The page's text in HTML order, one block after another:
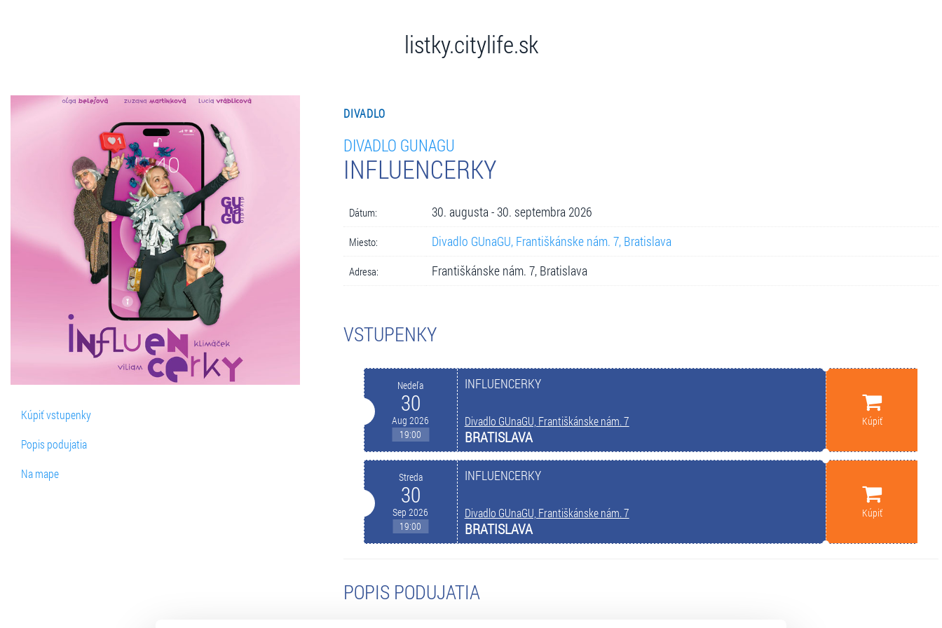
listky.citylife.sk
Kúpiť vstupenky
Popis podujatia
Na mape
DIVADLO
DIVADLO GUNAGU
INFLUENCERKY
Dátum: 30. augusta - 30. septembra 2026
Miesto: Divadlo GUnaGU, Františkánske nám. 7, Bratislava
Adresa: Františkánske nám. 7, Bratislava
VSTUPENKY
Nedeľa
30
Aug 2026
19:00
INFLUENCERKY
Divadlo GUnaGU, Františkánske nám. 7
BRATISLAVA
Kúpiť
Streda
30
Sep 2026
19:00
INFLUENCERKY
Divadlo GUnaGU, Františkánske nám. 7
BRATISLAVA
Kúpiť
POPIS PODUJATIA